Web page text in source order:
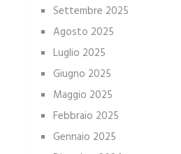
Settembre 2025
Agosto 2025
Luglio 2025
Giugno 2025
Maggio 2025
Febbraio 2025
Gennaio 2025